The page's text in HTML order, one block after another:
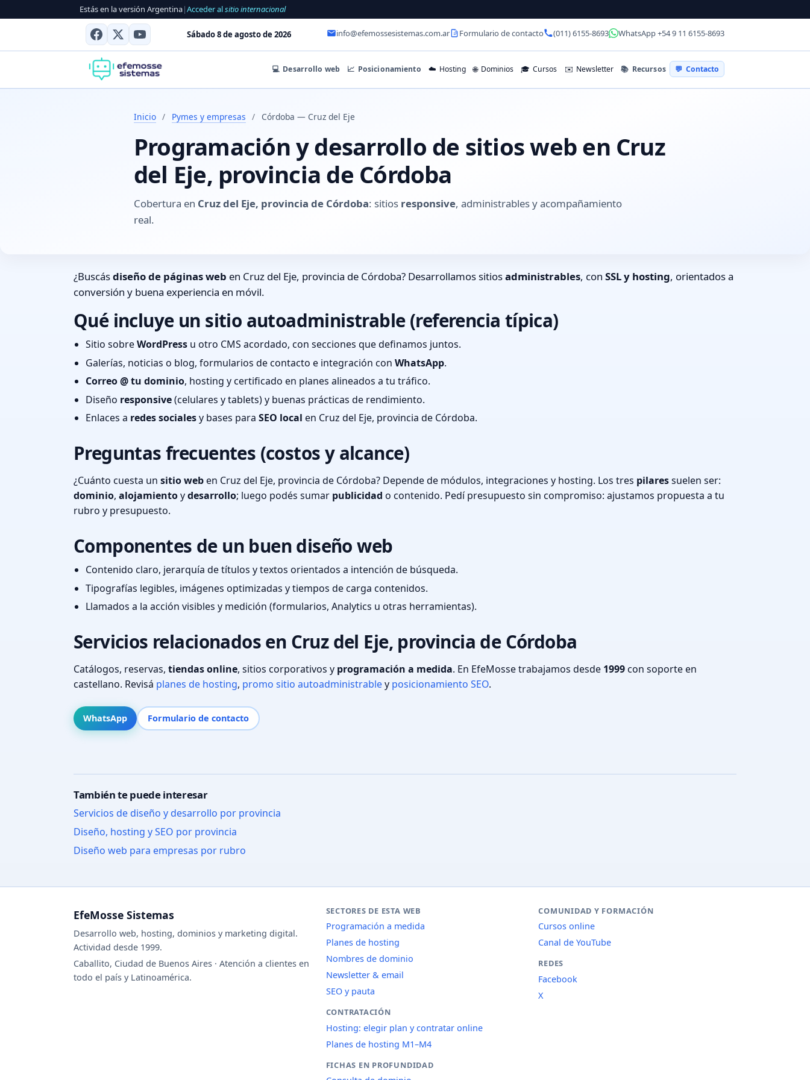
Estás en la versión Argentina|Acceder alsitio internacional
Sábado 8 de agosto de 2026 info@efemossesistemas.com.ar Formulario de contacto (011) 6155-8693 WhatsApp +54 9 11 6155-8693
💻 Desarrollo web 📈 Posicionamiento ☁️ Hosting 🌐 Dominios 🎓 Cursos ✉️ Newsletter 📚 Recursos 💬 Contacto
Inicio / Pymes y empresas / Córdoba — Cruz del Eje
Programación y desarrollo de sitios web en Cruz
del Eje, provincia de Córdoba
Cobertura en Cruz del Eje, provincia de Córdoba: sitios responsive, administrables y acompañamiento
real.
¿Buscásdiseño de páginas web en Cruz del Eje, provincia de Córdoba? Desarrollamos sitiosadministrables, con SSL y hosting, orientados a
conversión y buena experiencia en móvil.
Qué incluye un sitio autoadministrable (referencia típica)
Sitio sobreWordPress u otro CMS acordado, con secciones que definamos juntos.
Galerías, noticias o blog, formularios de contacto e integración con WhatsApp.
Correo @ tu dominio, hosting y certificado en planes alineados a tu tráfico.
Diseño responsive(celulares y tablets) y buenas prácticas de rendimiento.
Enlaces a redes socialesy bases para SEO local en Cruz del Eje, provincia de Córdoba.
Preguntas frecuentes (costos y alcance)
¿Cuánto cuesta un sitio weben Cruz del Eje, provincia de Córdoba? Depende de módulos, integraciones y hosting. Los tres pilaressuelen ser:
dominio, alojamientoydesarrollo; luego podés sumar publicidad o contenido. Pedí presupuesto sin compromiso: ajustamos propuesta a tu
rubro y presupuesto.
Componentes de un buen diseño web
Contenido claro, jerarquía de títulos y textos orientados a intención de búsqueda.
Tipografías legibles, imágenes optimizadas y tiempos de carga contenidos.
Llamados a la acción visibles y medición (formularios, Analytics u otras herramientas).
Servicios relacionados en Cruz del Eje, provincia de Córdoba
Catálogos, reservas, tiendas online, sitios corporativos y programación a medida. En EfeMosse trabajamos desde 1999con soporte en
castellano. Revisá planes de hosting, promo sitio autoadministrabley posicionamiento SEO.
WhatsApp Formulario de contacto
También te puede interesar
Servicios de diseño y desarrollo por provincia
Diseño, hosting y SEO por provincia
Diseño web para empresas por rubro
EfeMosse Sistemas
Desarrollo web, hosting, dominios y marketing digital.
Actividad desde 1999.
Caballito, Ciudad de Buenos Aires · Atención a clientes en
todo el país y Latinoamérica.
SECTORES DE ESTA WEB
Programación a medida
Planes de hosting
Nombres de dominio
Newsletter & email
SEO y pauta
CONTRATACIÓN
Hosting: elegir plan y contratar online
Planes de hosting M1–M4
FICHAS EN PROFUNDIDAD
COMUNIDAD Y FORMACIÓN
Cursos online
Canal de YouTube
REDES
Facebook
X